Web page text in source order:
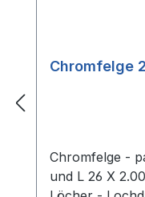
Chromfelge
Chromfelge -
und L 26 X